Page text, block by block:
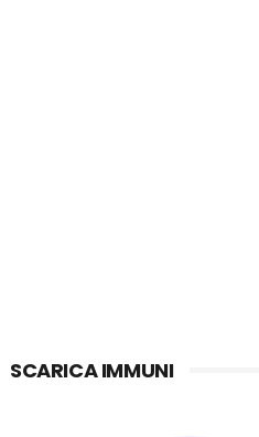
SCARICA IMMUNI